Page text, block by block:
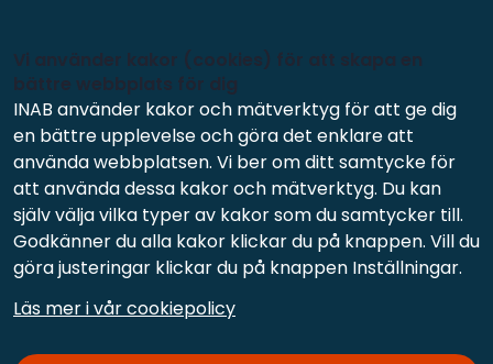
INAB använder kakor och mätverktyg för att ge dig
en bättre upplevelse och göra det enklare att
använda webbplatsen. Vi ber om ditt samtycke för
att använda dessa kakor och mätverktyg. Du kan
själv välja vilka typer av kakor som du samtycker till.
Godkänner du alla kakor klickar du på knappen. Vill du
göra justeringar klickar du på knappen Inställningar.
Läs mer i vår cookiepolicy